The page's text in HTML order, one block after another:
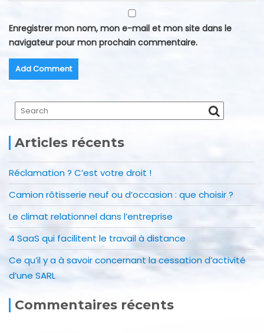
Enregistrer mon nom, mon e-mail et mon site dans le
navigateur pour mon prochain commentaire.
Articles récents
Réclamation ? C’est votre droit !
Camion rôtisserie neuf ou d’occasion : que choisir ?
Le climat relationnel dans l’entreprise
4 SaaS qui facilitent le travail à distance
Ce qu’il y a à savoir concernant la cessation d’activité
d’une SARL
Commentaires récents